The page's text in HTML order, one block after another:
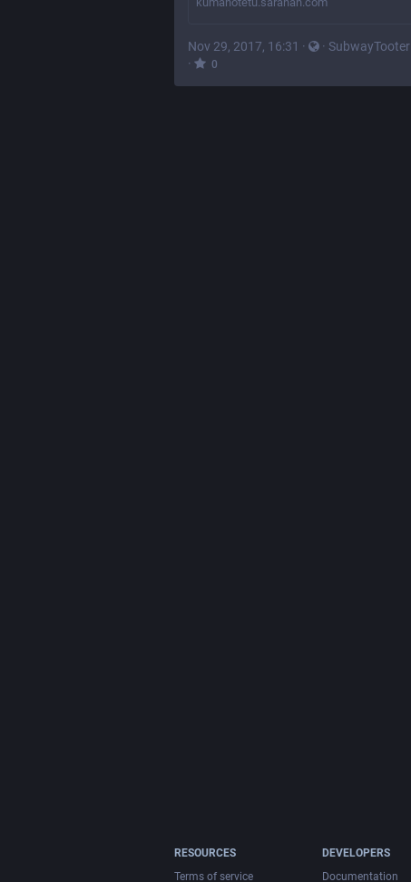
Nov 29, 2017, 16:31 · · SubwayTooter
· 0
RESOURCES
Terms of service
DEVELOPERS
Documentation